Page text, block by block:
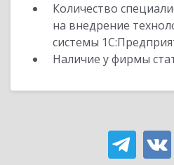
Количество
на внедрение
системы
Наличие у фирмы